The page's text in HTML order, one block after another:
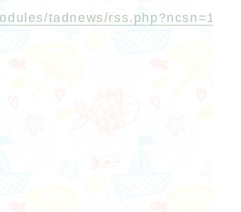
tadnews/rss.php?ncsn=12